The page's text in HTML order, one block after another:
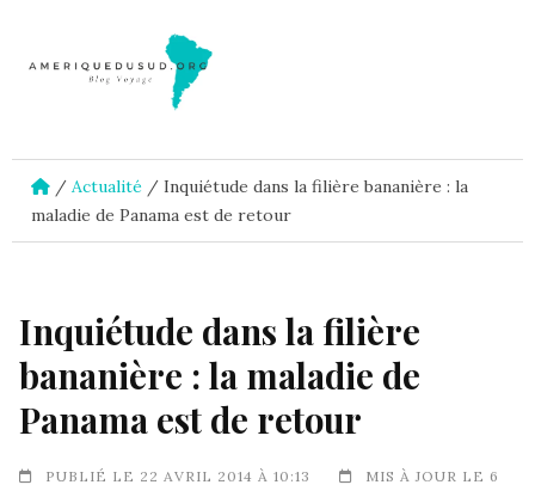
/ Actualité / Inquiétude dans la filière bananière : la
maladie de Panama est de retour
Inquiétude dans la filière
bananière : la maladie de
Panama est de retour
PUBLIÉ LE 22 AVRIL 2014 À 10:13
MIS À JOUR LE 6